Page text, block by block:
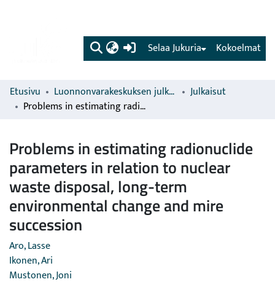
(current) Kokoelmat
Selaa Jukuria
Etusivu Luonnonvarakeskuksen julkaisut
Julkaisut
Problems in estimating radionuclide parameters in relation to nuclear waste disposal, long-term environmental change and mire succession
Problems in estimating radionuclide
parameters in relation to nuclear
waste disposal, long-term
environmental change and mire
succession
Aro, Lasse
Ikonen, Ari
Mustonen, Joni